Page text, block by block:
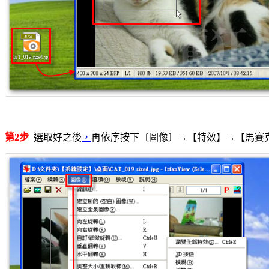
第2步 選取好之後 ， 再依序按下〔圖像〕→【特效】→【馬賽